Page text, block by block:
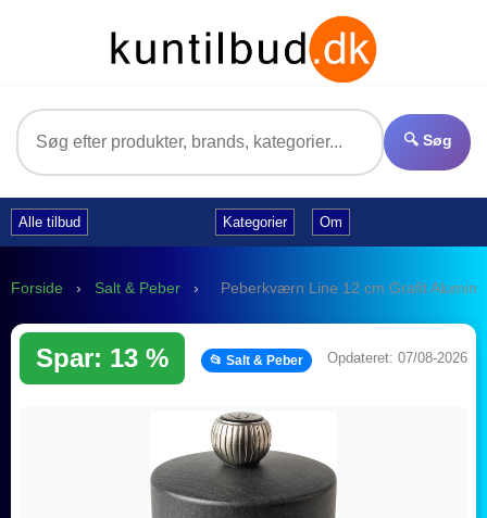
🔍 Søg
Alle tilbud Kategorier Om
Forside › Salt & Peber › Peberkværn Line 12 cm Grafit
Spar: 13 % 📂 Salt & Peber Opdateret: 07/08-2026